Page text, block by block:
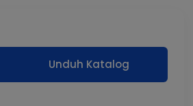
Unduh Katalog